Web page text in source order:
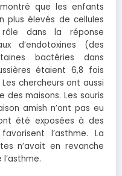
que les enfants
plus élevés de cellules
dans la réponse
d’endotoxines (des
bactéries dans
étaient 6,8 fois
chercheurs ont aussi
des maisons. Les souris
amish n’ont pas eu
été exposées à des
l’asthme. La
n’avait en revanche